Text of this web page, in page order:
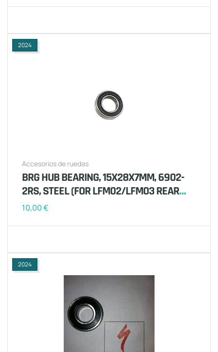
2024
Accesorios de ruedas
BRG HUB BEARING, 15X28X7MM, 6902-
2RS, STEEL (FOR LFM02/LFM03 REAR
HUBS)
10,00€
2024